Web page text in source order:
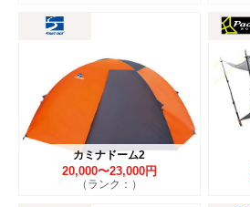
カミナドーム2
20,000〜23,000円
（ランク：）